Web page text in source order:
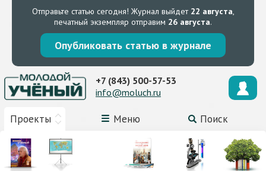
Отправьте статью сегодня! Журнал выйдет 22 августа,
печатный экземпляр отправим 26 августа.
Опубликовать статью в журнале
Проекты Меню Поиск
+7 (843) 500-57-53
info@moluch.ru